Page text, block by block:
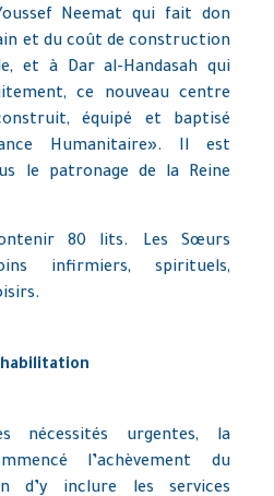
Neemat qui fait don
et du coût de construction
et à Dar al-Handasah qui
ce nouveau centre
équipé et baptisé
Humanitaire». Il est
le patronage de la Reine
80 lits. Les Sœurs
infirmiers, spirituels,
nécessités urgentes, la
l’achèvement du
d’y inclure les services